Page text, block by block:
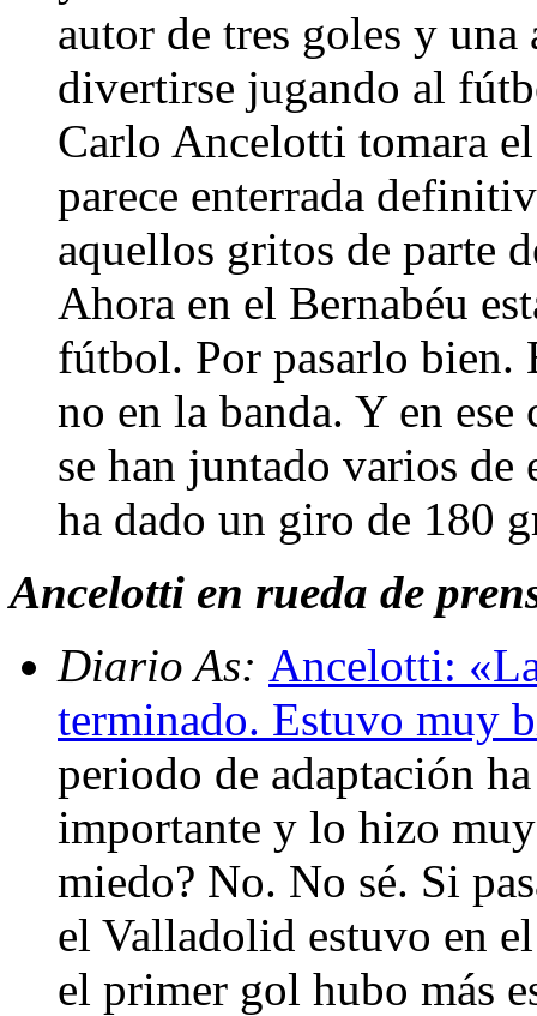
autor de tres goles y
divertirse jugando al
Carlo Ancelotti tomara
parece enterrada
aquellos gritos de parte
Ahora en el Bernabéu
fútbol. Por pasarlo bien.
no en la banda. Y en
se han juntado varios de
ha dado un giro de 180
Ancelotti en rueda de
Diario As: Ancelotti:
terminado. Estuvo muy
periodo de adaptación
importante y lo hizo
miedo? No. No sé. Si
el Valladolid estuvo en
el primer gol hubo más